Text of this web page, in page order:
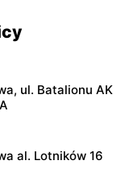
ul. Batalionu AK
al. Lotników 16